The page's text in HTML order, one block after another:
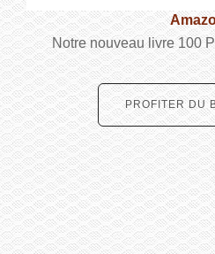
Notre nouveau livre 100
PROFITER DU